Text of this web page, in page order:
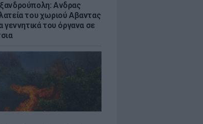
Ανδρας
του χωριού Αβαντας
γεννητικά του όργανα σε